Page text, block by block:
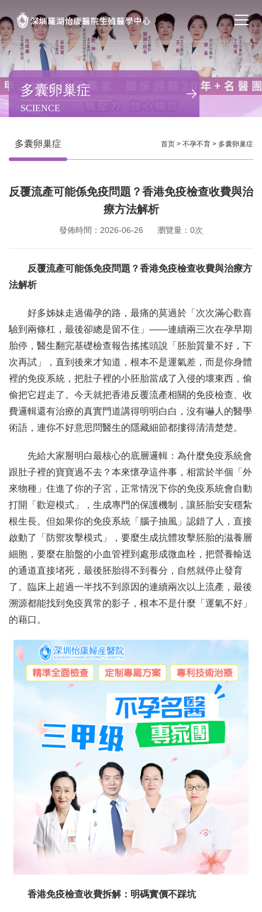
首页
私密處整形
不孕不育
特色门诊
聯繫我們
多囊卵巢症
SCIENCE
多囊卵巢症 首页 > 不孕不育 > 多囊卵巢症
反覆流產可能係免疫問題？香港免疫檢查收費與治
療方法解析
發佈時間：2026-06-26 瀏覽量：0次
反覆流產可能係免疫問題？香港免疫檢查收費與治療方
法解析
好多姊妹走過備孕的路，最痛的莫過於「次次滿心歡喜
驗到兩條杠，最後卻總是留不住」——連續兩三次在孕早期
胎停，醫生翻完基礎檢查報告搖搖頭說「胚胎質量不好，下
次再試」，直到後來才知道，根本不是運氣差，而是你身體
裡的免疫系統，把肚子裡的小胚胎當成了入侵的壞東西，偷
偷把它趕走了。今天就把香港反覆流產相關的免疫檢查、收
費邏輯還有治療的真實門道講得明明白白，沒有嚇人的醫學
術語，連你不好意思問醫生的隱藏細節都摟得清清楚楚。
先給大家掰明白最核心的底層邏輯：為什麼免疫系統會
跟肚子裡的寶寶過不去？本來懷孕這件事，相當於半個「外
來物種」住進了你的子宮，正常情況下你的免疫系統會自動
打開「歡迎模式」，生成專門的保護機制，讓胚胎安安穩紮
根生長。但如果你的免疫系統「腦子抽風」認錯了人，直接
啟動了「防禦攻擊模式」，要麼生成抗體攻擊胚胎的滋養層
細胞，要麼在胎盤的小血管裡到處形成微血栓，把營養輸送
的通道直接堵死，最後胚胎得不到養分，自然就停止發育
了。臨床上超過一半找不到原因的連續兩次以上流產，最後
溯源都能找到免疫異常的影子，根本不是什麼「運氣不好」
的藉口。
香港免疫檢查收費拆解：明碼實價不踩坑